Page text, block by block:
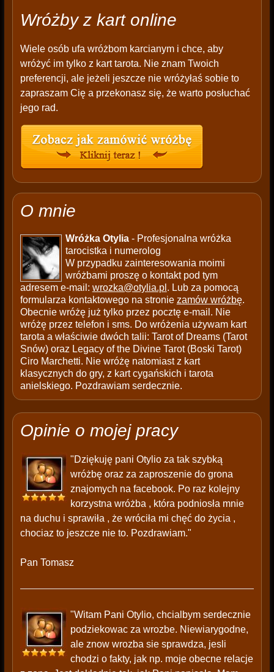
Wróżby z kart online
Wiele osób ufa wróżbom karcianym i chce, aby
wróżyć im tylko z kart tarota. Nie znam Twoich
preferencji, ale jeżeli jeszcze nie wróżyłaś sobie to
zapraszam Cię a przekonasz się, że warto posłuchać
jego rad.
O mnie
Wróżka Otylia- Profesjonalna wróżka
tarocistka i numerolog
W przypadku zainteresowania moimi
wróżbami proszę o kontakt pod tym
adresem e-mail: wrozka@otylia.pl . Lub za pomocą
formularza kontaktowego na stronie zamów wróżbę.
Obecnie wróżę już tylko przez pocztę e-mail. Nie
wróżę przez telefon i sms. Do wróżenia używam kart
tarota a właściwie dwóch talii: Tarot of Dreams (Tarot
Snów) oraz Legacy of the Divine Tarot (Boski Tarot)
Ciro Marchetti. Nie wróżę natomiast z kart
klasycznych do gry, z kart cygańskich i tarota
anielskiego. Pozdrawiam serdecznie.
Opinie o mojej pracy
"Dziękuję pani Otylio za tak szybką
wróżbę oraz za zaproszenie do grona
znajomych na facebook. Po raz kolejny
korzystna wróżba , która podniosła mnie
na duchu i sprawiła , że wróciła mi chęć do życia ,
chociaz to jeszcze nie to. Pozdrawiam."
Pan Tomasz
"Witam Pani Otylio, chcialbym serdecznie
podziekowac za wrozbe. Niewiarygodne,
ale znow wrozba sie sprawdza, jesli
chodzi o fakty, jak np. moje obecne relacje